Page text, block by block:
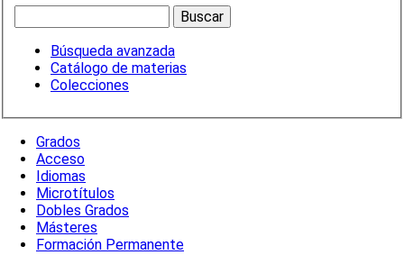
Búsqueda avanzada
Catálogo de materias
Colecciones
Grados
Acceso
Idiomas
Microtítulos
Dobles Grados
Másteres
Formación Permanente